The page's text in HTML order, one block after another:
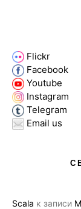
Flickr
Facebook
Youtube
Instagram
Telegram
Email us
Scala к записи